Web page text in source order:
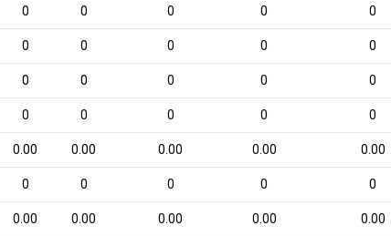
0 0 0 0 0
0 0 0 0 0
0 0 0 0 0
0 0 0 0 0
0.00 0.00 0.00 0.00 0.00
0 0 0 0 0
0.00 0.00 0.00 0.00 0.00